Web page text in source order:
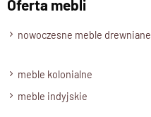
Oferta mebli
nowoczesne meble drewniane
meble kolonialne
meble indyjskie